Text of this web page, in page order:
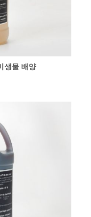
생물 배양